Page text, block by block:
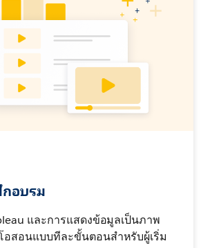
กอบรม
และการแสดงข้อมูลเป็นภาพ
อสอนแบบทีละขั้นตอนสำหรับผู้เริ่ม